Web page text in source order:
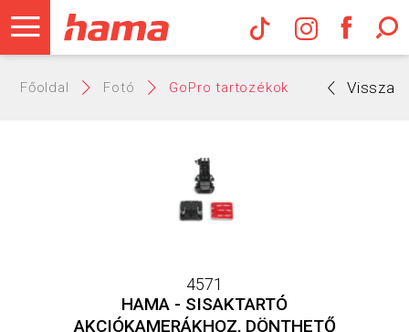
Hama
Főoldal Fotó GoPro tartozékok Vissza
4571
HAMA - SISAKTARTÓ
AKCIÓKAMERÁKHOZ, DÖNTHETŐ